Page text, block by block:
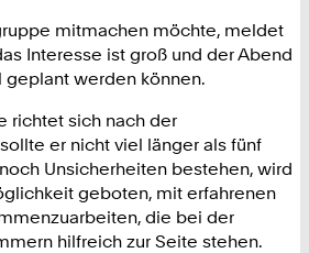
mitmachen möchte, meldet
Interesse ist groß und der Abend
werden können.
richtet sich nach der
er nicht viel länger als fünf
Unsicherheiten bestehen, wird
geboten, mit erfahrenen
die bei der
hilfreich zur Seite stehen.